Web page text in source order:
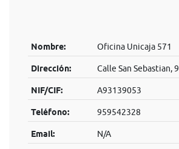
Nombre: Oficina Unicaja 571
Dirección: Calle San Sebastian, 9
NIF/CIF: A93139053
Teléfono: 959542328
Email: N/A